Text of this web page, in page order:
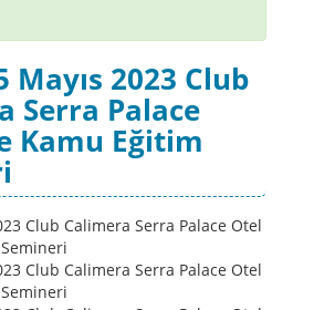
Mayıs 2023 Club
Serra Palace
Kamu Eğitim